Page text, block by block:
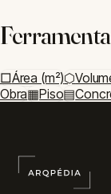
□Área (m²)⬡
Obra▦Piso▤